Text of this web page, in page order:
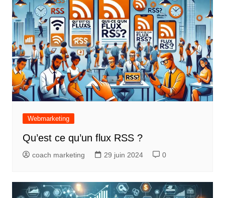
Webmarketing
Qu’est ce qu’un flux RSS ?
coach marketing 29 juin 2024 0